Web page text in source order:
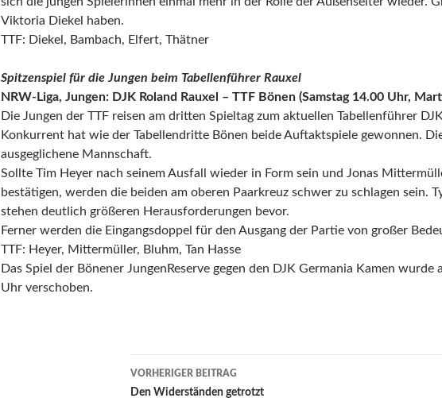
Viktoria Diekel haben.
TTF: Diekel, Bambach, Elfert, Thätner
Spitzenspiel für die Jungen beim Tabellenführer Rauxel
NRW-Liga, Jungen: DJK Roland Rauxel – TTF Bönen (Samstag 14.00 Uhr,
Die Jungen der TTF reisen am dritten Spieltag zum aktuellen Tabellenführer
Konkurrent hat wie der Tabellendritte Bönen beide Auftaktspiele gewonnen.
ausgeglichene Mannschaft.
Sollte Tim Heyer nach seinem Ausfall wieder in Form sein und Jonas
bestätigen, werden die beiden am oberen Paarkreuz schwer zu schlagen sein.
stehen deutlich größeren Herausforderungen bevor.
Ferner werden die Eingangsdoppel für den Ausgang der Partie von großer
TTF: Heyer, Mittermüller, Bluhm, Tan Hasse
Das Spiel der Bönener JungenReserve gegen den DJK Germania Kamen
Uhr verschoben.
Beitrags-
Navigation
VORHERIGER BEITRAG
Den Widerständen getrotzt